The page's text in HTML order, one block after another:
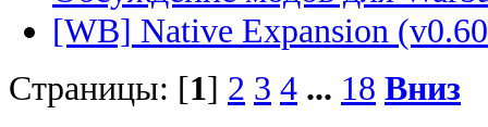
[WB] Native Expansion
Страницы: [1] 2 3 4 ... 18 Вниз